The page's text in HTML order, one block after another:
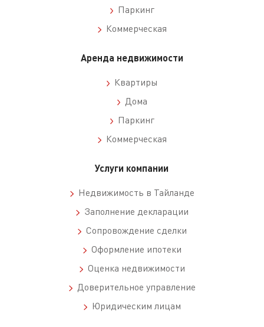
Паркинг
Коммерческая
Аренда недвижимости
Квартиры
Дома
Паркинг
Коммерческая
Услуги компании
Недвижимость в Тайланде
Заполнение декларации
Сопровождение сделки
Оформление ипотеки
Оценка недвижимости
Доверительное управление
Юридическим лицам